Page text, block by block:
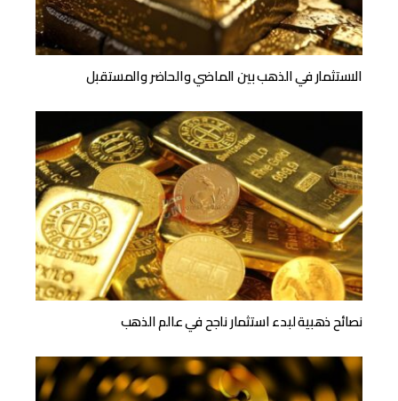
الاستثمار في الذهب بين الماضي والحاضر والمستقبل
نصائح ذهبية لبدء استثمار ناجح في عالم الذهب